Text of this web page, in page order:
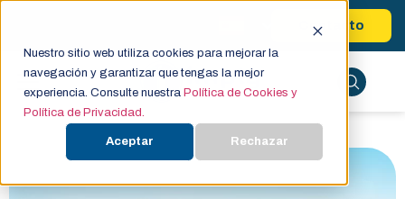
Nuestro sitio web utiliza cookies para mejorar la
navegación y garantizar que tengas la mejor
experiencia. Consulte nuestra Política de Cookies y
Política de Privacidad.
Aceptar Rechazar
Contacto